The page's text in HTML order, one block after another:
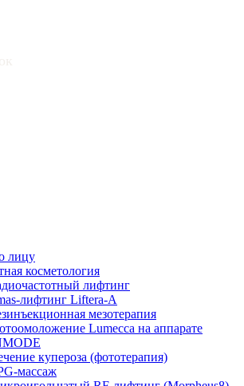
лицу
косметология
лифтинг
лифтинг Liftera-A
мезотерапия
Lumecca на аппарате
купероза (фототерапия)
массаж